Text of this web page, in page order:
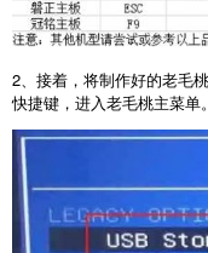
2、接着，将制作好的老毛桃
快捷键，进入老毛桃主菜单。